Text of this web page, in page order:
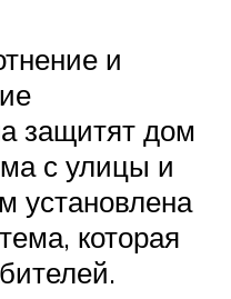
и
защитят дом
с улицы и
установлена
которая